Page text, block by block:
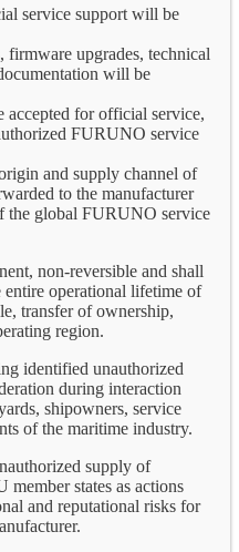
service support will be
firmware upgrades, technical
will be
accepted for official service,
FURUNO service
and supply channel of
to the manufacturer
the global FURUNO service
non-reversible and shall
operational lifetime of
transfer of ownership,
region.
identified unauthorized
during interaction
shipowners, service
of the maritime industry.
supply of
states as actions
and reputational risks for